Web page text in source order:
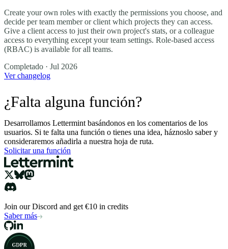
Create your own roles with exactly the permissions you choose, and
decide per team member or client which projects they can access.
Give a client access to just their own project's stats, or a colleague
access to everything except your team settings. Role-based access
(RBAC) is available for all teams.
Completado · Jul 2026
Ver changelog
¿Falta alguna función?
Desarrollamos Lettermint basándonos en los comentarios de los
usuarios. Si te falta una función o tienes una idea, háznoslo saber y
consideraremos añadirla a nuestra hoja de ruta.
Solicitar una función
Join our Discord and get €10 in credits
Saber más